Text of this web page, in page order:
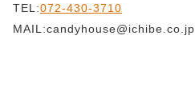
TEL:072-430-3710
MAIL:candyhouse@ichibe.co.jp